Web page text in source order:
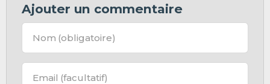
Ajouter un commentaire
Nom (obligatoire)
Email (facultatif)